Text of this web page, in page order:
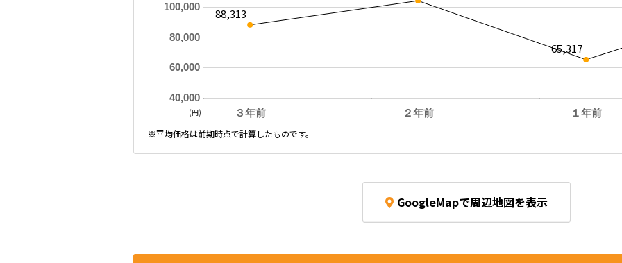
３年前 ２年前 １年前
40,000
60,000
80,000
100,000 88,313
65,317
(円)
※平均価格は前期時点で計算したものです。
GoogleMapで周辺地図を表示